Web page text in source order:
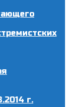
г.